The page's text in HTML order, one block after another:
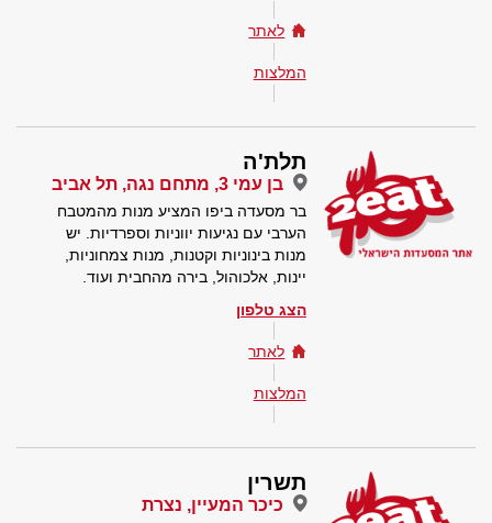
לאתר
המלצות
תלת'ה
בן עמי 3, מתחם נגה, תל אביב
בר מסעדה ביפו המציע מנות מהמטבח
הערבי עם נגיעות יווניות וספרדיות. יש
מנות בינוניות וקטנות, מנות צמחוניות,
יינות, אלכוהול, בירה מהחבית ועוד.
הצג טלפון
לאתר
המלצות
תשרין
כיכר המעיין, נצרת